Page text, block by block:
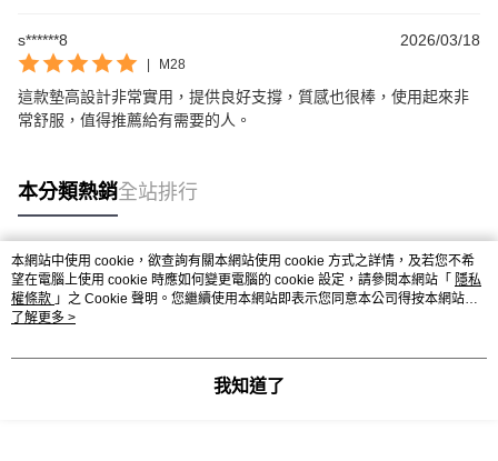
s******8 2026/03/18
M28
這款墊高設計非常實用，提供良好支撐，質感也很棒，使用起來非
常舒服，值得推薦給有需要的人。
本分類熱銷全站排行
熱門標籤
本網站中使用 cookie，欲查詢有關本網站使用 cookie 方式之詳情，及若您不希
望在電腦上使用 cookie 時應如何變更電腦的 cookie 設定，請參閱本網站「 隱私
權條款 」之 Cookie 聲明。您繼續使用本網站即表示您同意本公司得按本網站使
用條款之 Cookie 聲明使用 cookie。
了解更多 >
我知道了